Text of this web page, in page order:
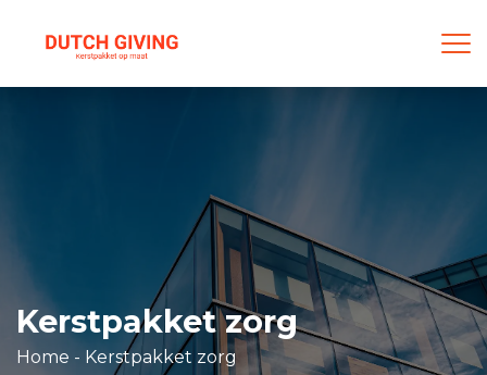
Kerstpakket zorg
Home - Kerstpakket zorg